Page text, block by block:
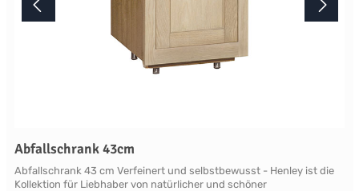
Abfallschrank 43cm
Abfallschrank 43 cm Verfeinert und selbstbewusst - Henley ist die
Kollektion für Liebhaber von natürlicher und schöner